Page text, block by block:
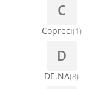
Termostati i
C
Copreci(1)
D
DE.NA(8)